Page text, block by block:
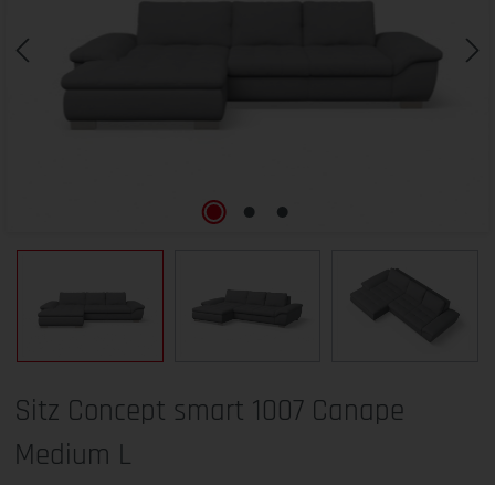
Sitz Concept smart 1007 Canape
Medium L